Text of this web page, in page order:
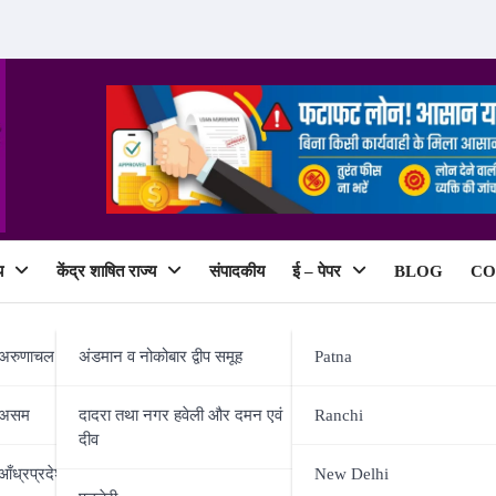
प्रदेश
केंद्र शाषित राज्य
अंडमान व नोकोबार द्वीप समूह
दादरा तथा नगर हवेली और दमन एवं
दीव
संपादकीय ई – पेपर
Patna
Ranchi
New Delhi
BLOG
सीएम करेंगे 538 करोड़ की